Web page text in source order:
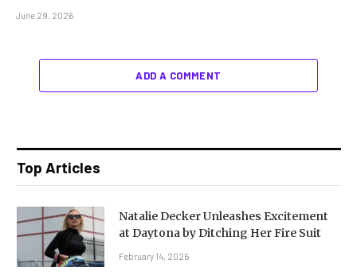
June 29, 2026
ADD A COMMENT
Top Articles
Natalie Decker Unleashes Excitement
at Daytona by Ditching Her Fire Suit
February 14, 2026